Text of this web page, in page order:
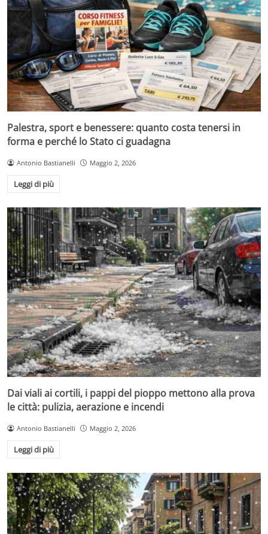
Palestra, sport e benessere: quanto costa tenersi in
forma e perché lo Stato ci guadagna
Antonio Bastianelli Maggio 2, 2026
Leggi di più
Dai viali ai cortili, i pappi del pioppo mettono alla prova
le città: pulizia, aerazione e incendi
Antonio Bastianelli Maggio 2, 2026
Leggi di più